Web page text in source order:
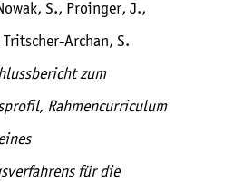
S., Proinger, J.,
Archan, S.
zum
Rahmencurriculum
für die